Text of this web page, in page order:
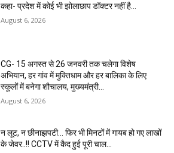
कहा- प्रदेश में कोई भी झोलाछाप डॉक्टर नहीं है…
August 6, 2026
CG- 15 अगस्त से 26 जनवरी तक चलेगा विशेष
अभियान, हर गांव में मुक्तिधाम और हर बालिका के लिए
स्कूलों में बनेगा शौचालय, मुख्यमंत्री...
August 6, 2026
न लूट, न छीनाझपटी… फिर भी मिनटों में गायब हो गए लाखों
के जेवर..!! CCTV में कैद हुई पूरी चाल…